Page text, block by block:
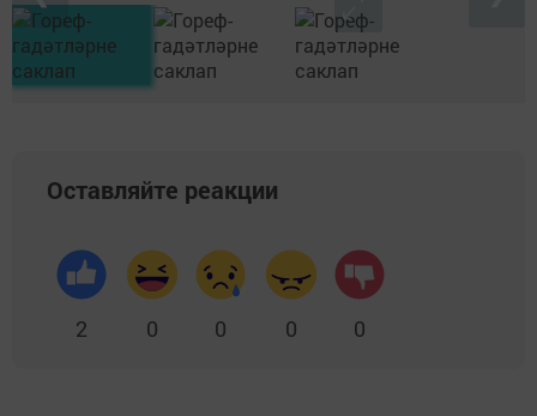
Оставляйте реакции
2 0 0 0 0